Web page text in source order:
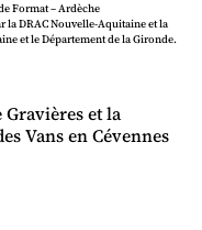
Format – Ardèche
la DRAC Nouvelle-Aquitaine et la
et le Département de la Gironde.
et la
Vans en Cévennes